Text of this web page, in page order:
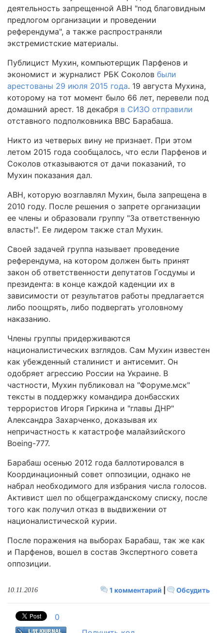
деятельность запрещенной АВН "под благовидным
предлогом организации и проведении
референдума", а также распространяли
экстремистские материалы.
Публицист Мухин, компьютерщик Парфенов и
экономист и журналист РБК Соколов были
арестованы 29 июля 2015 года. 19 августа Мухина,
которому на тот момент было 66 лет, перевели под
домашний арест. 18 декабря в СИЗО отправили
отставного подполковника ВВС Барабаша.
Никто из четверых вину не признает. При этом
летом 2015 года сообщалось, что если Парфенов и
Соколов отказываются от дачи показаний, то
Мухин показания дал.
АВН, которую возглавлял Мухин, была запрещена в
2010 году. После решения о запрете организации
ее члены и образовали группу "За ответственную
власть!". Ее лидером также стал Мухин.
Своей задачей группа называет проведение
референдума, на котором должен быть принят
закон об ответственности депутатов Госдумы и
президента: в конце каждой каденции их в
зависимости от результатов работы предлагается
либо поощрять, либо подвергать уголовному
наказанию.
Члены группы придерживаются
националистических взглядов. Сам Мухин известен
как убежденный сталинист и антисемит. Он
одобряет агрессию России на Украине. В
частности, Мухин публиковал на "Форуме.мск"
тексты в поддержку командира донбасских
террористов Игоря Гиркина и "главы ДНР"
Александра Захарченко, доказывая их
непричастность к катастрофе малайзийского
Boeing-777.
Барабаш осенью 2012 года баллотировался в
Координационный совет оппозиции, однако не
набрал необходимого для избрания числа голосов.
Активист шел по общегражданскому списку, после
того как получил отказ в выдвижении от
националистической курии.
После поражения на выборах Барабаш, так же как
и Парфенов, вошел в состав Экспертного совета
оппозиции.
1 комментарий Обсудить
10.11.2016
0